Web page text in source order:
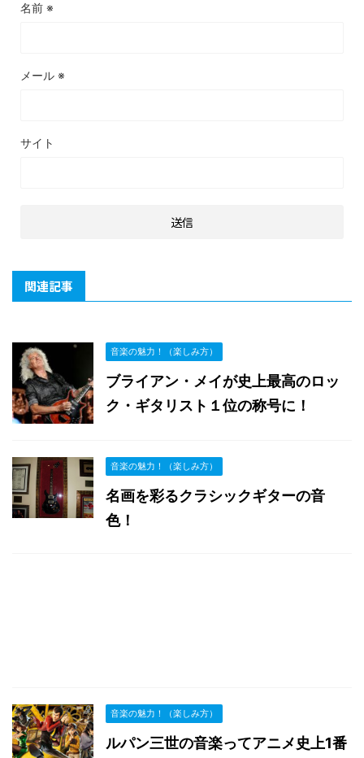
名前 ※
メール ※
サイト
関連記事
音楽の魅力！（楽しみ方）
ブライアン・メイが史上最高のロッ
ク・ギタリスト１位の称号に！
音楽の魅力！（楽しみ方）
名画を彩るクラシックギターの音
色！
音楽の魅力！（楽しみ方）
ルパン三世の音楽ってアニメ史上1番